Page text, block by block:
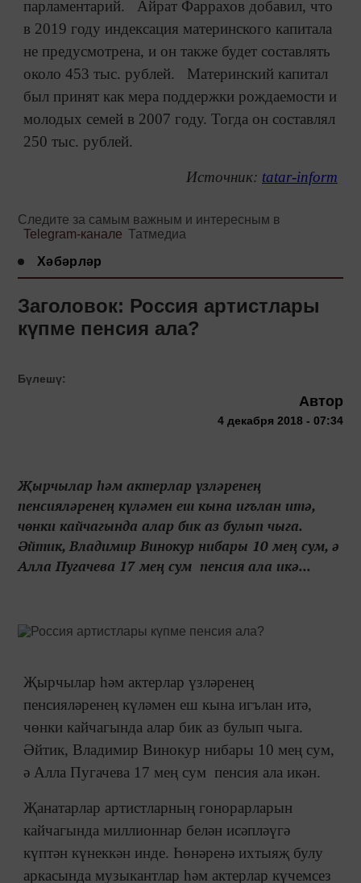
парламентарий. Айрат Фаррахов добавил, что
в 2019 году индексация материнского капитала
не предусмотрена, и он также будет составлять
около 453 тыс. рублей. Материнский капитал
был принят как мера поддержки рождаемости и
молодых семей в 2007 году. Тогда он составлял
250 тыс. рублей.
Источник: tatar-inform
Следите за самым важным и интересным в
Telegram-канале Татмедиа
Хәбәрләр
Заголовок: Россия артистлары
күпме пенсия ала?
Бүлешү:
Автор
4 декабря 2018 - 07:34
Җырчылар һәм актерлар үзләренең
пенсияләренең күләмен еш кына игълан итә,
чөнки кайчагында алар бик аз булып чыга.
Әйтик, Владимир Винокур нибары 10 мең сум, ә
Алла Пугачева 17 мең сум пенсия ала икә...
Җырчылар һәм актерлар үзләренең
пенсияләренең күләмен еш кына игълан итә,
чөнки кайчагында алар бик аз булып чыга.
Әйтик, Владимир Винокур нибары 10 мең сум,
ә Алла Пугачева 17 мең сум пенсия ала икән.
Җанатарлар артистларның гонорарларын
кайчагында миллионнар белән исәпләүгә
күптән күнеккән инде. Һөнәренә ихтыяҗ булу
аркасында музыкантлар һәм актерлар күчемсез